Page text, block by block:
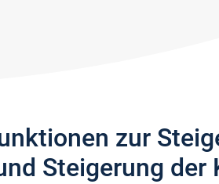
zur
Steigerung der